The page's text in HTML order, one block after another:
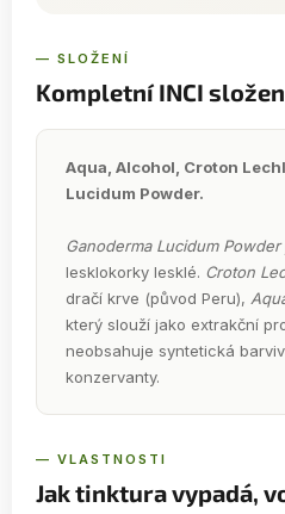
— SLOŽENÍ
Kompletní INCI
Aqua, Alcohol, Croton
Lucidum Powder.
Ganoderma Lucidum Powder
lesklokorky lesklé. Croton
dračí krve (původ Peru),
který slouží jako extrakční
neobsahuje syntetická
konzervanty.
— VLASTNOSTI
Jak tinktura vypadá,